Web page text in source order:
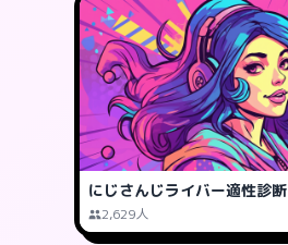
にじさんじライバー適性診断
2,629人